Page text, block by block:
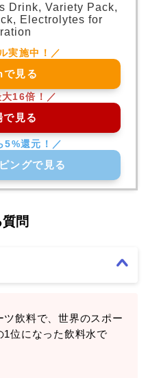
Drink, Variety Pack,
Electrolytes for
見る
で見る
ングで見る
問
飲料で、世界のスポー
1位になった飲料水で